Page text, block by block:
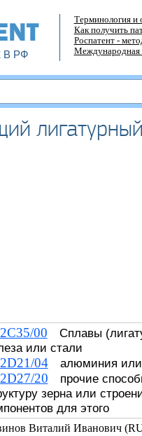
В РФ
Терминология и
Как получить
Роспатент -
Международная
00 Сплавы
или стали
04алюминия
20 прочие
зерна или
для этого
Виталий Иванович